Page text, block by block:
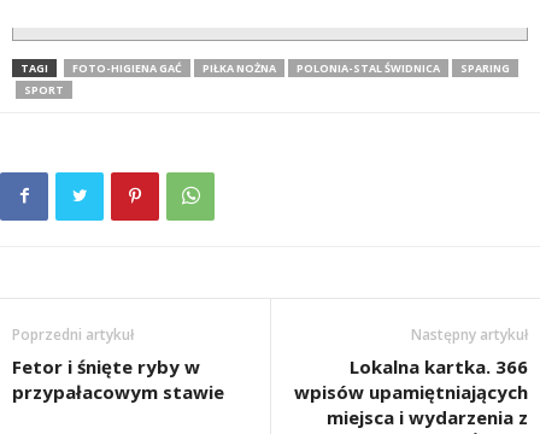
TAGI FOTO-HIGIENA GAĆ PIŁKA NOŻNA POLONIA-STAL ŚWIDNICA
SPARING
SPORT
Poprzedni artykuł
Fetor i śnięte ryby w
przypałacowym stawie
Następny artykuł
Lokalna kartka. 366
wpisów upamiętniających
miejsca i wydarzenia z